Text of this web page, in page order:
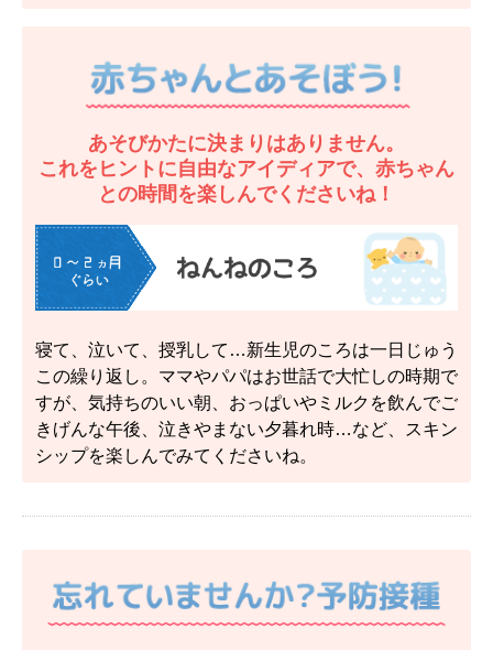
あそびかたに決まりはありません。
これをヒントに自由なアイディアで、赤ちゃん
との時間を楽しんでくださいね！
寝て、泣いて、授乳して…新生児のころは一日じゅう
この繰り返し。ママやパパはお世話で大忙しの時期で
すが、気持ちのいい朝、おっぱいやミルクを飲んでご
きげんな午後、泣きやまない夕暮れ時…など、スキン
シップを楽しんでみてくださいね。